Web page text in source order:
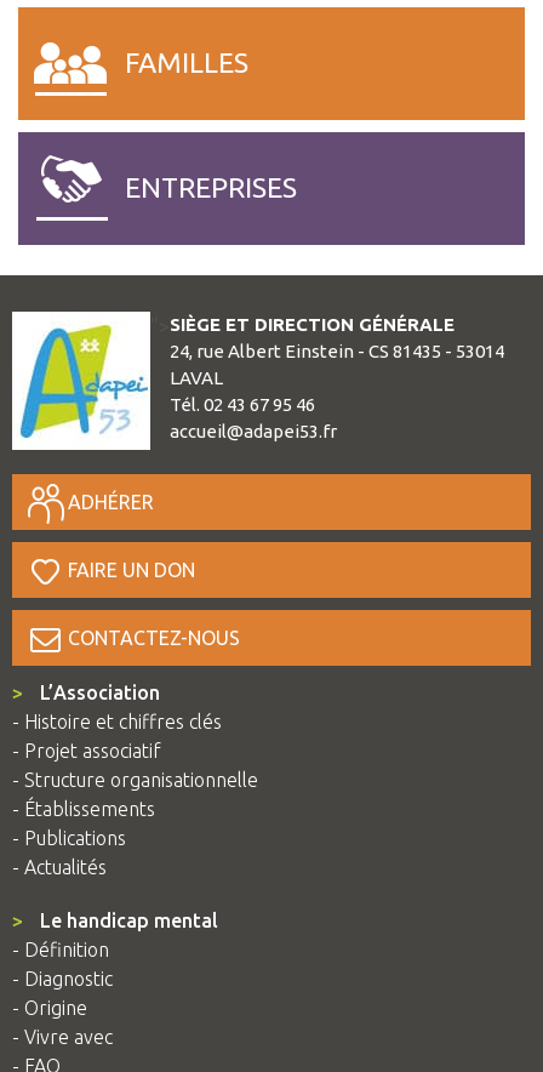
FAMILLES
ENTREPRISES
SIÈGE ET DIRECTION GÉNÉRALE
24, rue Albert Einstein - CS 81435 - 53014
LAVAL
Tél. 02 43 67 95 46
accueil@adapei53.fr
ADHÉRER
FAIRE UN DON
CONTACTEZ-NOUS
>
L’Association
- Histoire et chiffres clés
- Projet associatif
- Structure organisationnelle
- Établissements
- Publications
- Actualités
>
Le handicap mental
- Définition
- Diagnostic
- Origine
- Vivre avec
- FAQ